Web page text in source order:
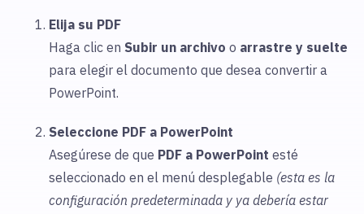
Elija su PDF
Haga clic en Subir un archivo o arrastre y suelte
para elegir el documento que desea convertir a
PowerPoint.
Seleccione PDF a PowerPoint
Asegúrese de que PDF a PowerPoint esté
seleccionado en el menú desplegable (esta es la
configuración predeterminada y ya debería estar